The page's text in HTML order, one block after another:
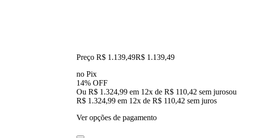
Preço R$ 1.139,49R$ 1.139,49
no Pix
14% OFF
Ou R$ 1.324,99 em 12x de R$ 110,42 sem jurosou
R$ 1.324,99 em 12x de R$ 110,42 sem juros
Ver opções de pagamento